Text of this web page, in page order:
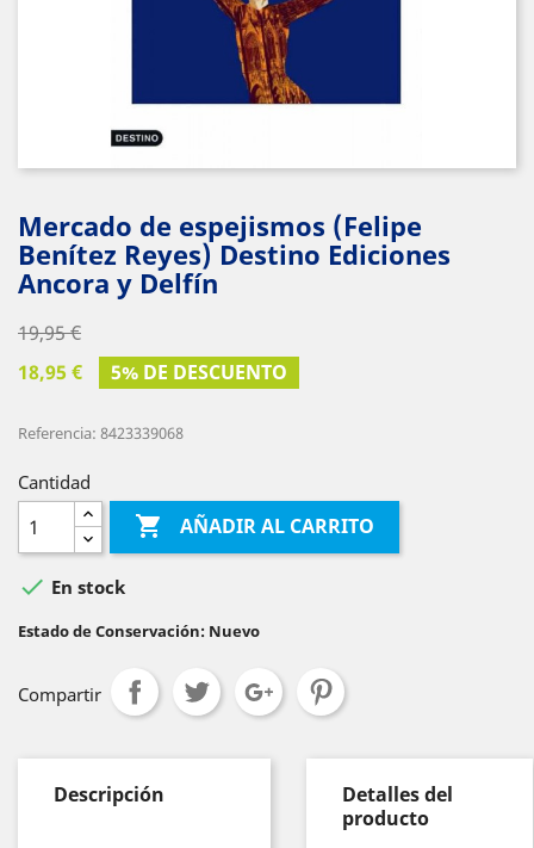
Mercado de espejismos (Felipe
Benítez Reyes) Destino Ediciones
Ancora y Delfín
19,95 €
18,95 €
5% DE DESCUENTO
Referencia: 8423339068
Cantidad
 AÑADIR AL CARRITO
 En stock
Estado de Conservación: Nuevo
Compartir
Descripción
Detalles del
producto